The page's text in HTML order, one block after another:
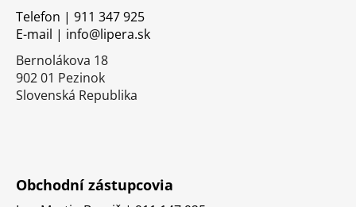
Telefon | 911 347 925
E-mail | info@lipera.sk
Bernolákova 18
902 01 Pezinok
Slovenská Republika
Obchodní zástupcovia